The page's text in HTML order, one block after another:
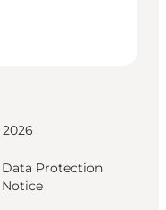
2026
Data Protection
Notice